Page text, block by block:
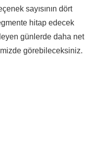
sayısının dört
hitap edecek
günlerde daha net
görebileceksiniz.